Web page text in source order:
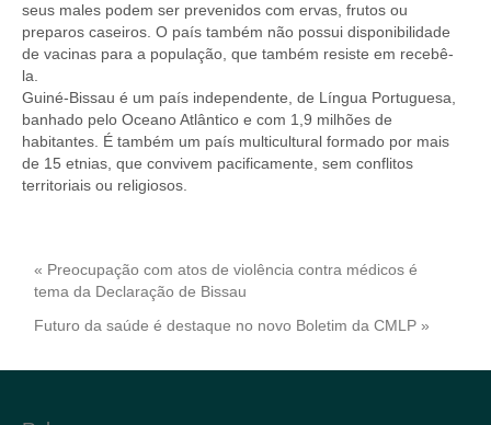
seus males podem ser prevenidos com ervas, frutos ou
preparos caseiros. O país também não possui disponibilidade
de vacinas para a população, que também resiste em recebê-
la.
Guiné-Bissau é um país independente, de Língua Portuguesa,
banhado pelo Oceano Atlântico e com 1,9 milhões de
habitantes. É também um país multicultural formado por mais
de 15 etnias, que convivem pacificamente, sem conflitos
territoriais ou religiosos.
« Preocupação com atos de violência contra médicos é
tema da Declaração de Bissau
Futuro da saúde é destaque no novo Boletim da CMLP »